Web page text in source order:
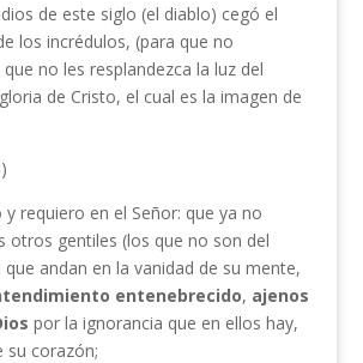
de este siglo (el diablo) cegó el
los incrédulos, (para que no
no les resplandezca la luz del
de Cristo, el cual es la imagen de
y requiero en el Señor: que ya no
otros gentiles (los que no son del
andan en la vanidad de su mente,
entenebrecido, ajenos
por la ignorancia que en ellos hay,
su corazón;